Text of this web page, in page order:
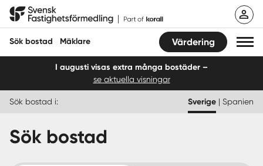
Hoppa
Svensk Fastighetsförmedling
Sök bostad Mäklare Värdering
Sälja
I augusti visas extra många bostäder –
se aktuella visningar
Sök bostad i: Sverige | Spanien
Sök bostad